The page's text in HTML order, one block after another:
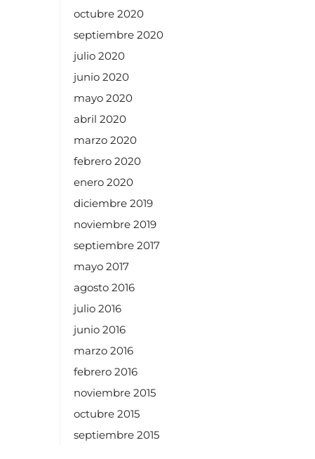
octubre 2020
septiembre 2020
julio 2020
junio 2020
mayo 2020
abril 2020
marzo 2020
febrero 2020
enero 2020
diciembre 2019
noviembre 2019
septiembre 2017
mayo 2017
agosto 2016
julio 2016
junio 2016
marzo 2016
febrero 2016
noviembre 2015
octubre 2015
septiembre 2015